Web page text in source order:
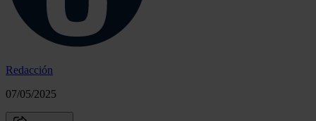
Redacción
07/05/2025